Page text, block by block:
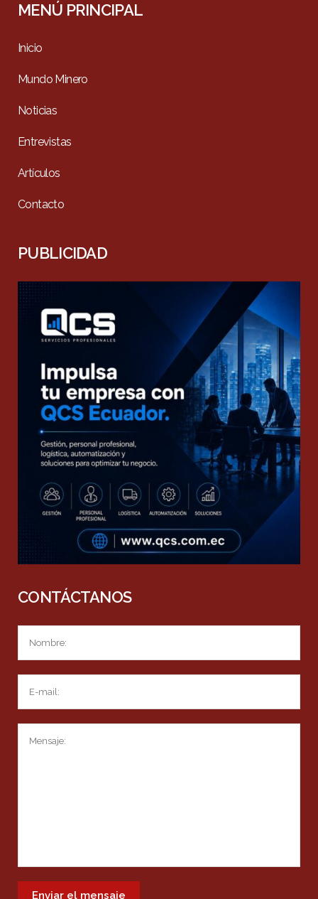
MENÚ PRINCIPAL
Inicio
Mundo Minero
Noticias
Entrevistas
Artículos
Contacto
PUBLICIDAD
CONTÁCTANOS